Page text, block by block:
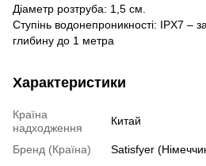
Діаметр розтруба: 1,5 см.
Ступінь водонепроникності: IPX7 –
глибину до 1 метра
Характеристики
Країна
надходження
Китай
Бренд (Країна) Satisfyer